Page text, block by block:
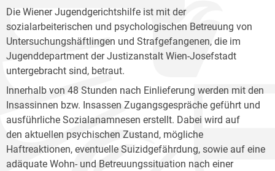
Die Wiener Jugendgerichtshilfe ist mit der
sozialarbeiterischen und psychologischen Betreuung von
Untersuchungshäftlingen und Strafgefangenen, die im
Jugenddepartment der Justizanstalt Wien-Josefstadt
untergebracht sind, betraut.
Innerhalb von 48 Stunden nach Einlieferung werden mit den
Insassinnen bzw. Insassen Zugangsgespräche geführt und
ausführliche Sozialanamnesen erstellt. Dabei wird auf
den aktuellen psychischen Zustand, mögliche
Haftreaktionen, eventuelle Suizidgefährdung, sowie auf eine
adäquate Wohn- und Betreuungssituation nach einer